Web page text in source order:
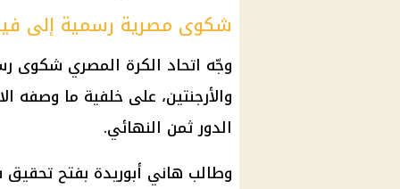
شكوى مصرية رسمية إلى
وجّه اتحاد الكرة المصري شكوى
والأرجنتين، على خلفية ما وصفه
الدور ثمن النهائي.
وطالب هاني أبوريدة بفتح